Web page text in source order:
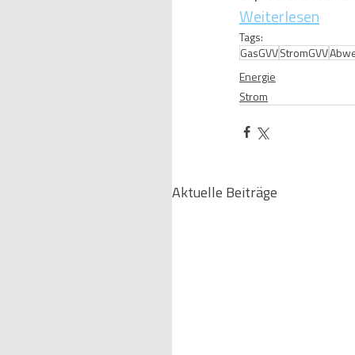
Weiterlesen
Tags:
GasGVVStromGVV
Energie
Strom
Aktuelle Beiträge